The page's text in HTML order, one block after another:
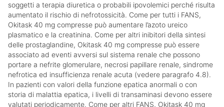
soggetti a terapia diuretica o probabili ipovolemici perché risulta
aumentato il rischio di nefrotossicità. Come per tutti i FANS,
Okitask 40 mg compresse può aumentare l’azoto ureico
plasmatico e la creatinina. Come per altri inibitori della sintesi
delle prostaglandine, Okitask 40 mg compresse può essere
associato ad eventi avversi sul sistema renale che possono
portare a nefrite glomerulare, necrosi papillare renale, sindrome
nefrotica ed insufficienza renale acuta (vedere paragrafo 4.8).
In pazienti con valori della funzione epatica anormali o con
storia di malattia epatica, i livelli di transaminasi devono essere
valutati periodicamente. Come per altri FANS, Okitask 40 mg